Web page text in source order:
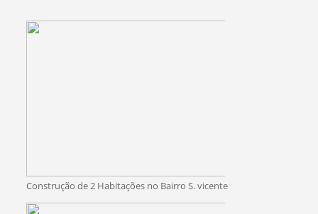
Construção de 2 Habitações no Bairro S. vicente